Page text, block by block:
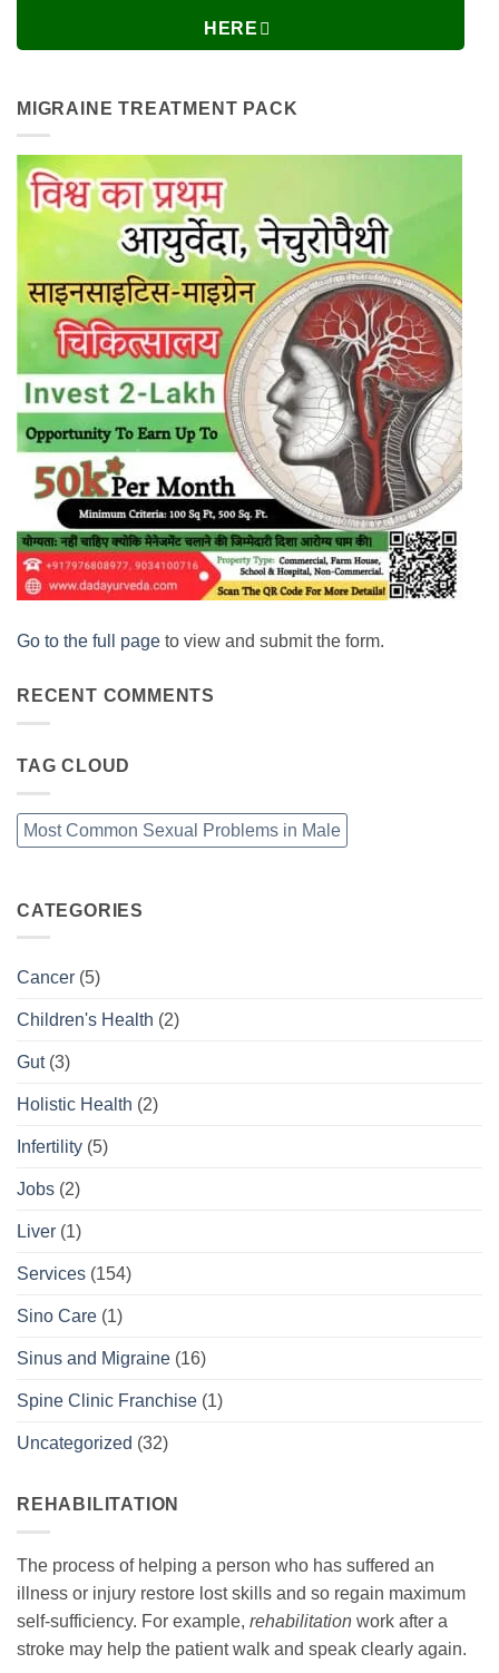
HERE
MIGRAINE TREATMENT PACK
Go to the full page to view and submit the form.
RECENT COMMENTS
TAG CLOUD
Most Common Sexual Problems in Male
CATEGORIES
Cancer (5)
Children's Health (2)
Gut(3)
Holistic Health (2)
Infertility (5)
Jobs (2)
Liver (1)
Services (154)
Sino Care (1)
Sinus and Migraine (16)
Spine Clinic Franchise (1)
Uncategorized (32)
REHABILITATION
The process of helping a person who has suffered an
illness or injury restore lost skills and so regain maximum
self-sufficiency. For example, rehabilitation work after a
stroke may help the patient walk and speak clearly again.